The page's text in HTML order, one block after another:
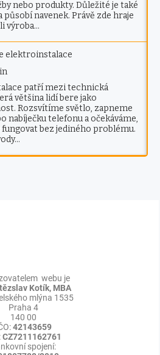
nebo produkty. Důležité je také
působí navenek. Právě zde hraje
výroba…
elektroinstalace
patří mezi technická
většina lidí bere jako
Rozsvítíme světlo, zapneme
nabíječku telefonu a očekáváme,
fungovat bez jediného problému.
webu je
Kotík, MBA
mlýna 1535
Praha 4
140 00
42143659
CZ7211162761
spojení: